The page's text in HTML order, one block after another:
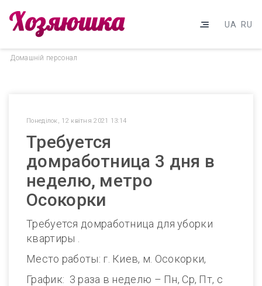
UA RU
Домашнiй персонал
Понеділок, 12 квітня 2021 13:14
Требуется
домработница 3 дня в
неделю, метро
Осокорки
Требуется домработница для уборки
квартиры .
Место работы: г. Киев, м. Осокорки,
График: 3 раза в неделю – Пн, Ср, Пт, с